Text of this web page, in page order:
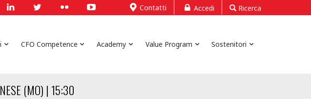
Contatti Accedi Ricerca
CFO Competence Academy Value Program Sostenitori
(MO) | 15:30